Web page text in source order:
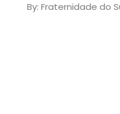
By: Fraternidade do